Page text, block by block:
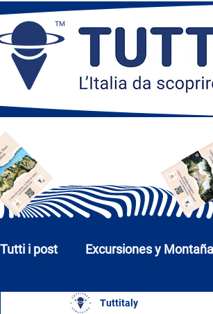
Tutti i post Excursiones y Montaña
Iglesias, Monumentos y Museos
Tuttitaly